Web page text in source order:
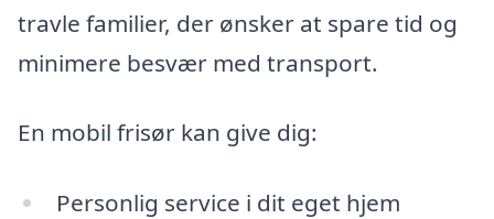
travle familier, der ønsker at spare tid og
minimere besvær med transport.
En mobil frisør kan give dig:
Personlig service i dit eget hjem